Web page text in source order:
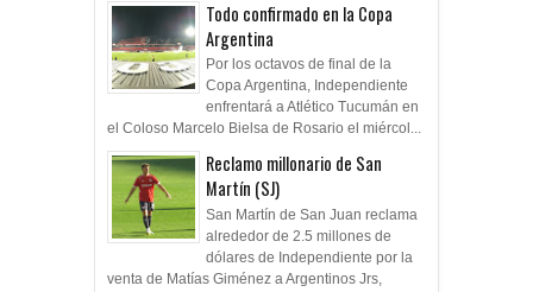
Todo confirmado en la Copa
Argentina
Por los octavos de final de la
Copa Argentina, Independiente
enfrentará a Atlético Tucumán en
el Coloso Marcelo Bielsa de Rosario el miércol...
Reclamo millonario de San
Martín (SJ)
San Martín de San Juan reclama
alrededor de 2.5 millones de
dólares de Independiente por la
venta de Matías Giménez a Argentinos Jrs,